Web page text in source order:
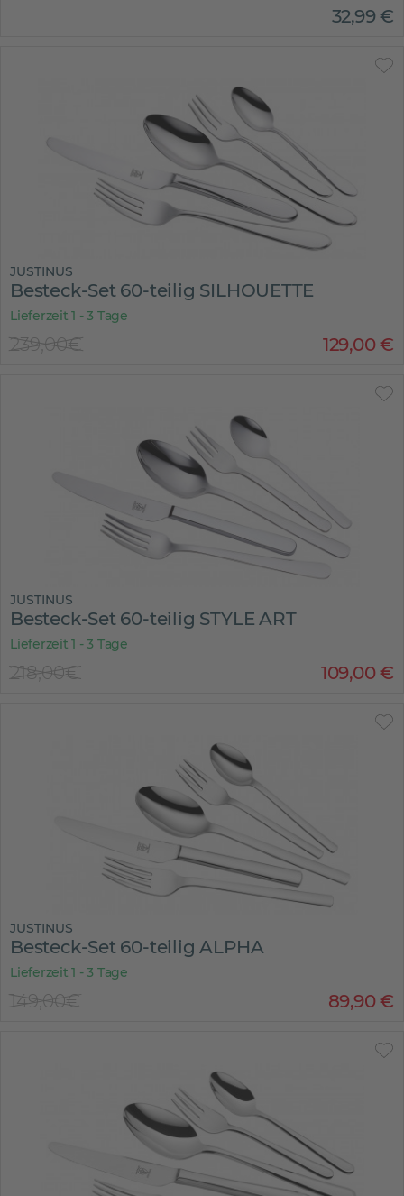
32,99€
JUSTINUS
Besteck-Set 60-teilig SILHOUETTE
Lieferzeit 1 - 3 Tage
129,00€
239,00€
JUSTINUS
Besteck-Set 60-teilig STYLE ART
Lieferzeit 1 - 3 Tage
109,00€
218,00€
JUSTINUS
Besteck-Set 60-teilig ALPHA
Lieferzeit 1 - 3 Tage
89,90€
149,00€